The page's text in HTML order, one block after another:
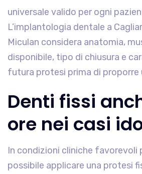
universale valido per ogni
L’implantologia dentale a
Miculan considera anatomia,
disponibile, tipo di chiusura e
futura protesi prima di proporre
Denti fissi
ore nei casi
In condizioni cliniche favorevoli
possibile applicare una protesi